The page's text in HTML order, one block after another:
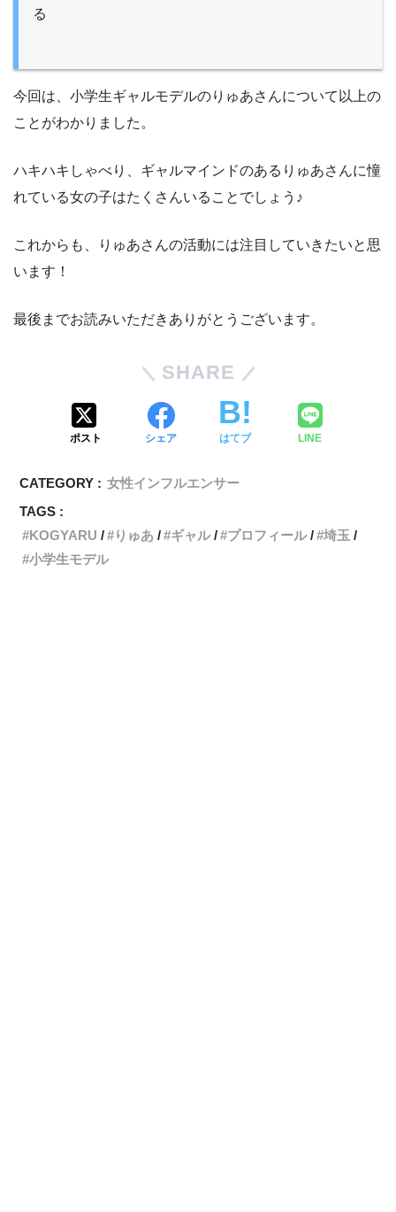
る
今回は、小学生ギャルモデルのりゅあさんについて以上の
ことがわかりました。
ハキハキしゃべり、ギャルマインドのあるりゅあさんに憧
れている女の子はたくさんいることでしょう♪
これからも、りゅあさんの活動には注目していきたいと思
います！
最後までお読みいただきありがとうございます。
SHARE
ポスト シェア はてブ LINE
CATEGORY : 女性インフルエンサー
TAGS :
KOGYARU
りゅあ ギャル プロフィール
埼玉
小学生モデル